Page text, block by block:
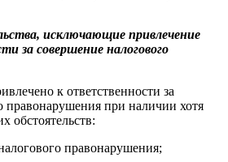
исключающие привлечение
за совершение налогового
к ответственности за
правонарушения при наличии хотя
обстоятельств:
правонарушения;